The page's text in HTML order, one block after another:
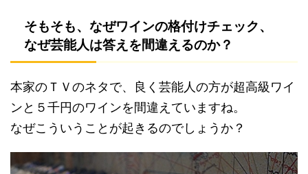
そもそも、なぜワインの格付けチェック、
なぜ芸能人は答えを間違えるのか？
本家のＴＶのネタで、良く芸能人の方が超高級ワイ
ンと５千円のワインを間違えていますね。
なぜこういうことが起きるのでしょうか？